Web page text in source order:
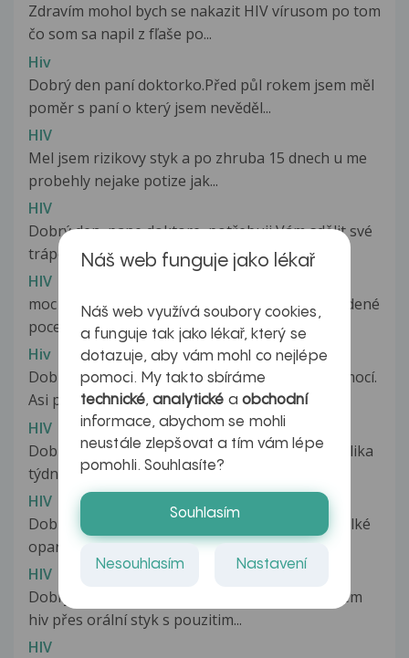
Zdravím mohol bych se nakazit HIV vírusom po tom
čo som sa napil z fľaše po...
Hiv
Dobrý den paní doktorko.Před půl rokem jsem měl
poměr s paní o který jsem nevěděl...
HIV
Mel jsem rizikovy styk a po zhruba 15 dnech u me
probehly nejake potize jak...
HIV
Dobrý den, pane doktore, potřebuji Vám sdělit své
trápení. :( V prosinci jsem...
HIV
moc se omlouvám,ještě sem zapomnela na studené
pocení v noci i během dne..
Hiv
Dobrý den, mám dotaz ohledně pohlavních nemocí.
Asi před měsícem jsem se vyspala...
HIV
Dobrý den, měla jsem nechráněný sex..po několika
týdnech jsem měla svědění a...
HIV
Dobrý den, stala se mi taková věc. Měla jsem velké
opary a strhla jsem si strup....
HIV
Dobrý den, chci se zeptat zda se dá nakazit virem
hiv přes orální styk s pouzitim...
HIV
Náš web funguje jako lékař
Náš web využívá soubory cookies,
a funguje tak jako lékař, který se
dotazuje, aby vám mohl co nejlépe
pomoci. My takto sbíráme
technické,analytické a obchodní
informace, abychom se mohli
neustále zlepšovat a tím vám lépe
pomohli. Souhlasíte?
Souhlasím
Nesouhlasím Nastavení